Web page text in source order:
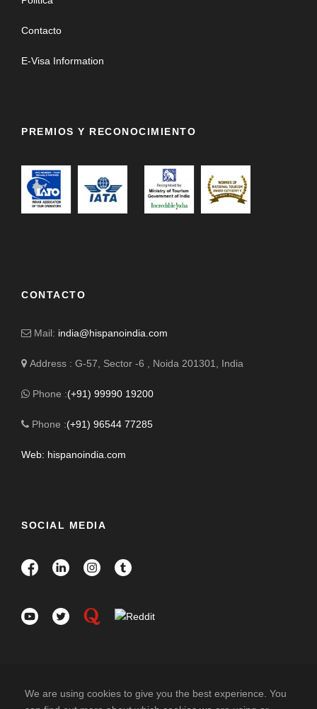
Contacto
E-Visa Information
PREMIOS Y RECONOCIMIENTO
CONTACTO
Mail: india@hispanoindia.com
Address : G-57, Sector -6 , Noida 201301, India
Phone :(+91) 99990 19200
Phone :(+91) 96544 77285
Web: hispanoindia.com
SOCIAL MEDIA
We are using cookies to give you the best experience. You